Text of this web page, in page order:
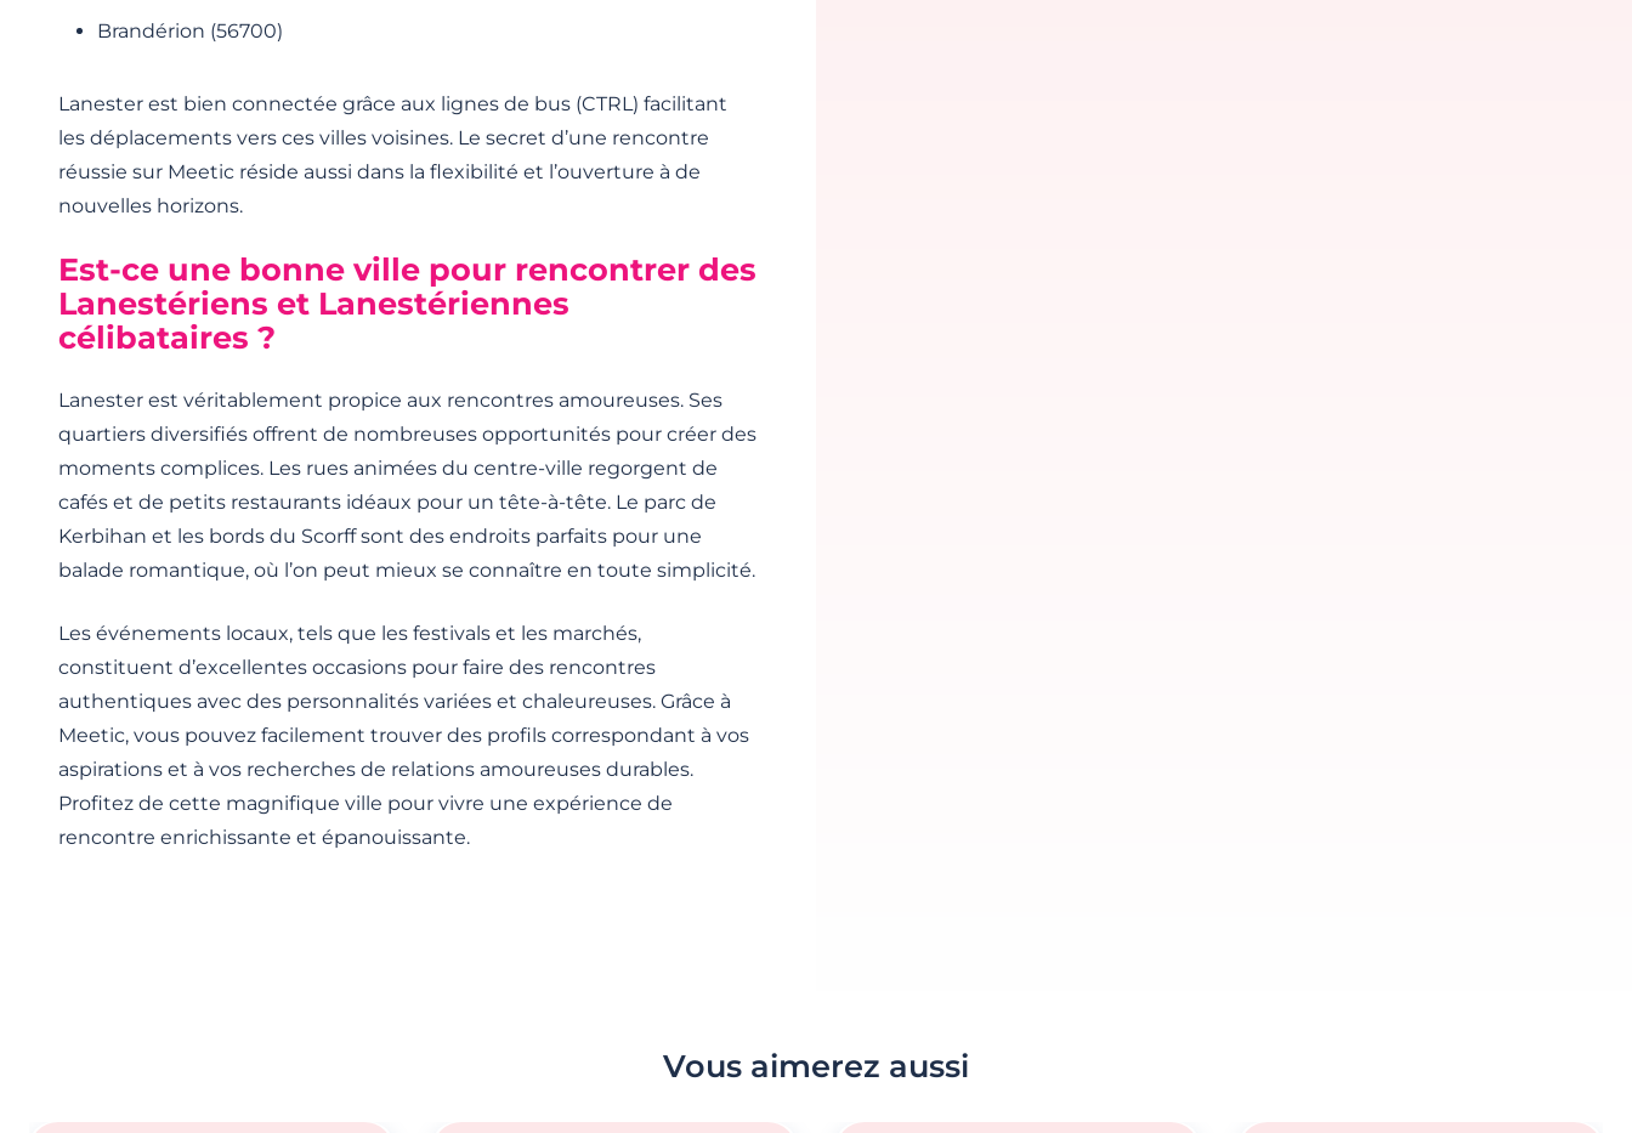
Brandérion (56700)
Lanester est bien connectée grâce aux lignes de bus (CTRL) facilitant
les déplacements vers ces villes voisines. Le secret d’une rencontre
réussie sur Meetic réside aussi dans la flexibilité et l’ouverture à de
nouvelles horizons.
Est-ce une bonne ville pour rencontrer des
Lanestériens et Lanestériennes
célibataires ?
Lanester est véritablement propice aux rencontres amoureuses. Ses
quartiers diversifiés offrent de nombreuses opportunités pour créer des
moments complices. Les rues animées du centre-ville regorgent de
cafés et de petits restaurants idéaux pour un tête-à-tête. Le parc de
Kerbihan et les bords du Scorff sont des endroits parfaits pour une
balade romantique, où l’on peut mieux se connaître en toute simplicité.
Les événements locaux, tels que les festivals et les marchés,
constituent d’excellentes occasions pour faire des rencontres
authentiques avec des personnalités variées et chaleureuses. Grâce à
Meetic, vous pouvez facilement trouver des profils correspondant à vos
aspirations et à vos recherches de relations amoureuses durables.
Profitez de cette magnifique ville pour vivre une expérience de
rencontre enrichissante et épanouissante.
Vous aimerez aussi